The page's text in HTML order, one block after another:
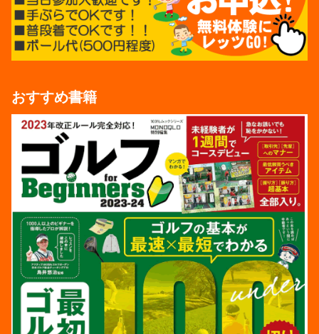
おすすめ書籍